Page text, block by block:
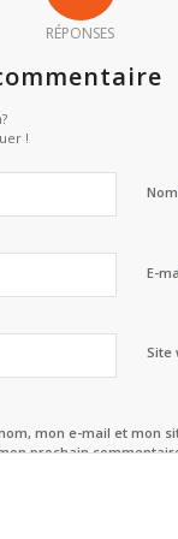
RÉPONSES
!
Nom
E-
Site
mon e-mail et mon
prochain